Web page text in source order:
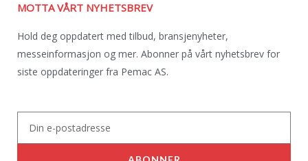
MOTTA VÅRT NYHETSBREV
Hold deg oppdatert med tilbud, bransjenyheter,
messeinformasjon og mer. Abonner på vårt nyhetsbrev for
siste oppdateringer fra Pemac AS.